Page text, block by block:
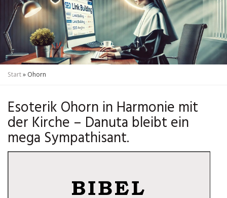
Start» Ohorn
Esoterik Ohorn in Harmonie mit
der Kirche – Danuta bleibt ein
mega Sympathisant.